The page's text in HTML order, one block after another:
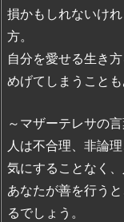
損かもしれないけ
方。
自分を愛せる生き
めげてしまうこと
～マザーテレサの言
人は不合理、非論理
気にすることなく、
あなたが善を行う
るでしょう。